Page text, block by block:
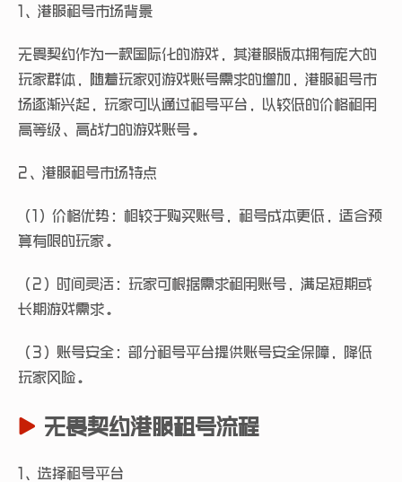
1、港服租号市场背景
无畏契约作为一款国际化的游戏，其港服版本拥有庞大的
玩家群体，随着玩家对游戏账号需求的增加，港服租号市
场逐渐兴起，玩家可以通过租号平台，以较低的价格租用
高等级、高战力的游戏账号。
2、港服租号市场特点
（1）价格优势：相较于购买账号，租号成本更低，适合预
算有限的玩家。
（2）时间灵活：玩家可根据需求租用账号，满足短期或
长期游戏需求。
（3）账号安全：部分租号平台提供账号安全保障，降低
玩家风险。
无畏契约港服租号流程
1、选择租号平台